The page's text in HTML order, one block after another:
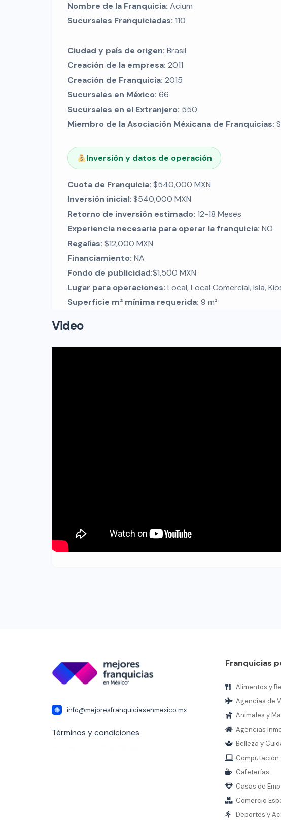
Nombre de la Franquicia: Acium
Sucursales Franquiciadas: 110
Ciudad y país de origen: Brasil
Creación de la empresa: 2011
Creación de Franquicia: 2015
Sucursales en México: 66
Sucursales en el Extranjero: 550
Miembro de la Asociación Méxicana de Franquicias:
Inversión y datos de operación
Cuota de Franquicia: $540,000 MXN
Inversión inicial: $540,000 MXN
Retorno de inversión estimado: 12-18 Meses
Experiencia necesaria para operar la franquicia: NO
Regalías: $12,000 MXN
Financiamiento: NA
Fondo de publicidad:$1,500 MXN
Lugar para operaciones: Local, Local Comercial, Isla,
Superficie m² mínima requerida: 9 m²
Video
info@mejoresfranquiciasenmexico.mx
Términos y condiciones
Franquicias
Alimentos y
Agencias de
Animales y
Agencias
Belleza y
Computación
Cafeterías
Casas de
Comercio
Deportes y